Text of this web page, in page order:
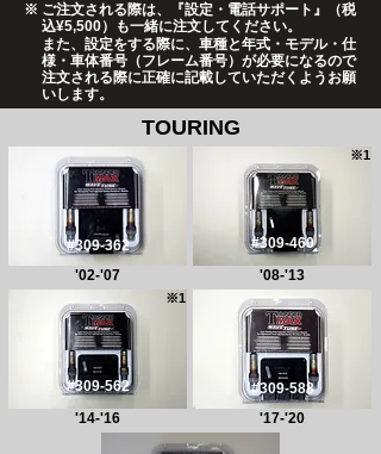
※ ご注文される際は、『設定・電話サポート』（税
込¥5,500）も一緒に注文してください。
また、設定をする際に、車種と年式・モデル・仕
様・車体番号（フレーム番号）が必要になるので
注文される際に正確に記載していただくようお願
いします。
TOURING
#309-362
'02-'07
#309-460
​※1
'08-'13
※1
#309-562
'14-'16
#309-588
'17-'20